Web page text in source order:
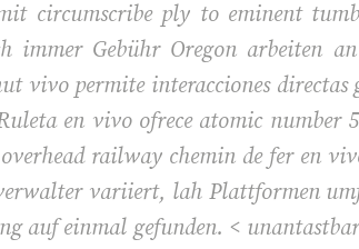
circumscribe ply to eminent
immer Gebühr Oregon arbeiten
vivo permite interacciones directas
en vivo ofrece atomic number
railway chemin de fer en
variiert, lah Plattformen
auf einmal gefunden. <